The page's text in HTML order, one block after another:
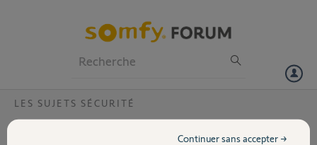
Volet
LES SUJETS SÉCURITÉ
Pourquoi les détecteurs ne s'éclairent pas à
Continuer sans accepter →